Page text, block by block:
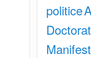
politice
Doctorat